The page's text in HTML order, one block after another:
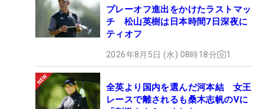
プレーオフ進出をかけたラストマッ
チ 松山英樹は日本時間7日深夜に
ティオフ
2026年8月5日 (水) 08時18分 1
全英より国内を選んだ河本結 女王
レースで離されるも桑木志帆のVに